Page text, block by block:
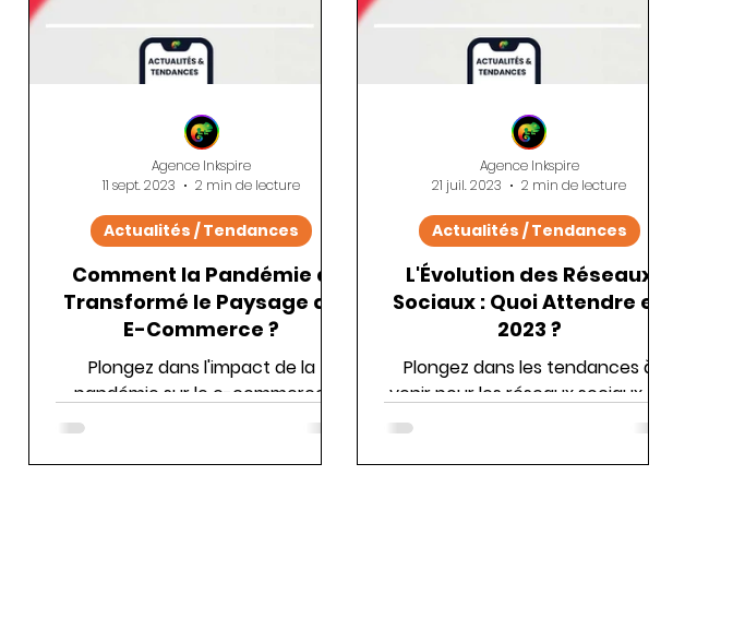
Comment la Pandémie a
Transformé le Paysage du
E-Commerce ?
Plongez dans l'impact de la
pandémie sur le e-commerce.
Actualités / Tendances
Agence Inkspire
11 sept. 2023
2 min de lecture
L'Évolution des Réseaux
Sociaux : Quoi Attendre en
2023 ?
Plongez dans les tendances à
venir pour les réseaux sociaux en
Actualités / Tendances
Agence Inkspire
21 juil. 2023
2 min de lecture